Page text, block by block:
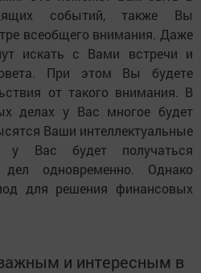
событий, также Вы
всеобщего внимания. Даже
искать с Вами встречи и
При этом Вы будете
от такого внимания. В
делах у Вас многое будет
Ваши интеллектуальные
у Вас будет получаться
одновременно. Однако
для решения финансовых
и интересным в